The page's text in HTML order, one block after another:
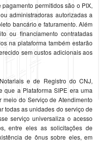
permitidos são o PIX,
administradoras autorizadas a
bancário e faturamento. Além
ou financiamento contratadas
na plataforma também estarão
sem custos adicionais aos
e de Registro do CNJ,
que a Plataforma SIPE era uma
do Serviço de Atendimento
todas as unidades do serviço de
serviço universaliza o acesso
entre eles as solicitações de
de ônus sobre eles, em